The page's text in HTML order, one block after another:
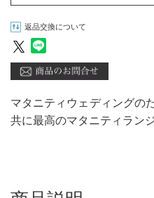
返品交換について
マタニティウェディングの
共に最高のマタニティラン